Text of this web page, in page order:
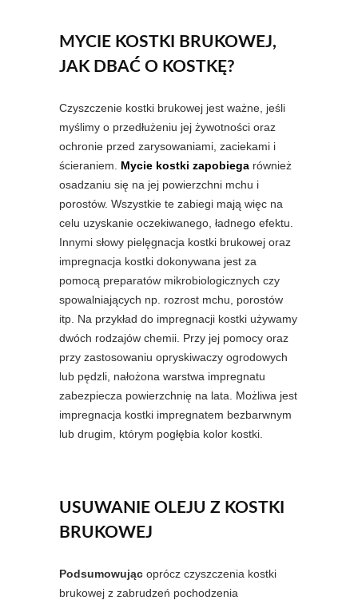
MYCIE KOSTKI BRUKOWEJ,
JAK DBAĆ O KOSTKĘ?
Czyszczenie kostki brukowej jest ważne, jeśli
myślimy o przedłużeniu jej żywotności oraz
ochronie przed zarysowaniami, zaciekami i
ścieraniem. Mycie kostki zapobiega również
osadzaniu się na jej powierzchni mchu i
porostów. Wszystkie te zabiegi mają więc na
celu uzyskanie oczekiwanego, ładnego efektu.
Innymi słowy pielęgnacja kostki brukowej oraz
impregnacja kostki dokonywana jest za
pomocą preparatów mikrobiologicznych czy
spowalniających np. rozrost mchu, porostów
itp. Na przykład do impregnacji kostki używamy
dwóch rodzajów chemii. Przy jej pomocy oraz
przy zastosowaniu opryskiwaczy ogrodowych
lub pędzli, nałożona warstwa impregnatu
zabezpiecza powierzchnię na lata. Możliwa jest
impregnacja kostki impregnatem bezbarwnym
lub drugim, którym pogłębia kolor kostki.
USUWANIE OLEJU Z KOSTKI
BRUKOWEJ
Podsumowując oprócz czyszczenia kostki
brukowej z zabrudzeń pochodzenia